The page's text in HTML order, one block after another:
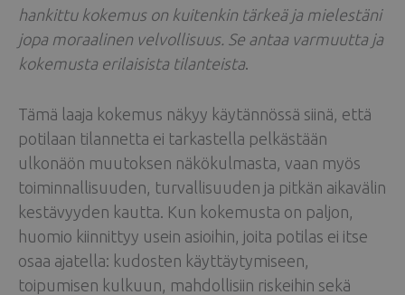
hankittu kokemus on kuitenkin tärkeä ja mielestäni
jopa moraalinen velvollisuus. Se antaa varmuutta ja
kokemusta erilaisista tilanteista
Tämä laaja kokemus näkyy käytännössä siinä, että
potilaan tilannetta ei tarkastella pelkästään
ulkonäön muutoksen näkökulmasta, vaan myös
toiminnallisuuden, turvallisuuden ja pitkän aikavälin
kestävyyden kautta. Kun kokemusta on paljon,
huomio kiinnittyy usein asioihin, joita potilas ei itse
osaa ajatella: kudosten käyttäytymiseen,
toipumisen kulkuun, mahdollisiin riskeihin sekä